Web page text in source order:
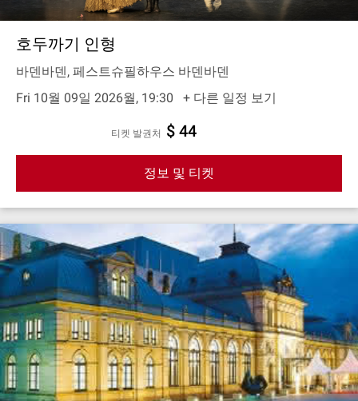
호두까기 인형
바덴바덴, 페스트슈필하우스 바덴바덴
Fri 10월 09일 2026월, 19:30
+ 다른 일정 보기
티켓 발권처 $ 44
정보 및 티켓